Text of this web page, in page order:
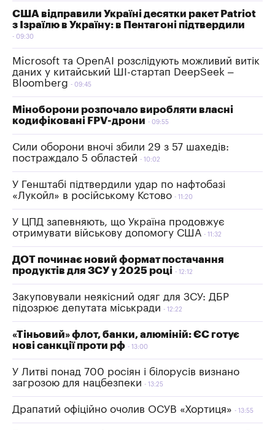
США відправили Україні десятки ракет Patriot
з Ізраїлю в Україну: в Пентагоні підтвердили
09:30
Microsoft та OpenAI розслідують можливий витік
даних у китайський ШІ-стартап DeepSeek –
Bloomberg
09:45
Міноборони розпочало виробляти власні
кодифіковані FPV-дрони
09:55
Сили оборони вночі збили 29 з 57 шахедів:
постраждало 5 областей
10:02
У Генштабі підтвердили удар по нафтобазі
«Лукойл» в російському Кстово
11:20
У ЦПД запевняють, що Україна продовжує
отримувати військову допомогу США
11:32
ДОТ починає новий формат постачання
продуктів для ЗСУ у 2025 році
12:12
Закуповували неякісний одяг для ЗСУ: ДБР
підозрює депутата міськради
12:22
«Тіньовий» флот, банки, алюміній: ЄС готує
нові санкції проти рф
13:00
У Литві понад 700 росіян і білорусів визнано
загрозою для нацбезпеки
13:25
Драпатий офіційно очолив ОСУВ «Хортиця» 13:55